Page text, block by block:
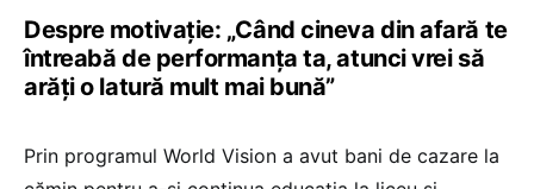
Despre motivație: „Când cineva din afară te
întreabă de performanța ta, atunci vrei să
arăți o latură mult mai bună”
Prin programul World Vision a avut bani de cazare la